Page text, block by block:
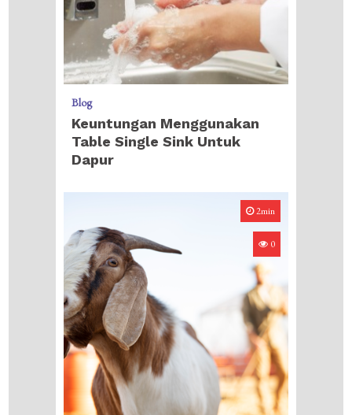
Blog
Keuntungan Menggunakan
Table Single Sink Untuk
Dapur
2min
0